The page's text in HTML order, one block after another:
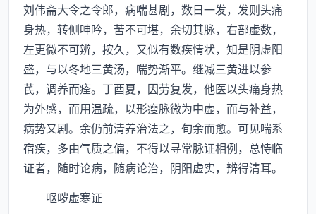
刘伟斋大令之令郎，病喘甚剧，数日一发，发则头痛
身热，转侧呻吟，苦不可堪，余切其脉，右部虚数，
左更微不可辨，按久，又似有数疾情状，知是阴虚阳
盛，与以冬地三黄汤，喘势渐平。继减三黄进以参
芪，调养而痊。丁酉夏，因劳复发，他医以头痛身热
为外感，而用温疏，以形瘦脉微为中虚，而与补益，
病势又剧。余仍前清养治法之，旬余而愈。可见喘系
宿疾，多由气质之偏，不得以寻常脉证相例，总恃临
证者，随时论病，随病论治，阴阳虚实，辨得清耳。
呕哕虚寒证